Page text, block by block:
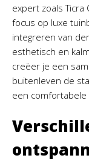
expert zoals
focus op luxe
integreren van
esthetisch en
creëer je een
buitenleven de
een